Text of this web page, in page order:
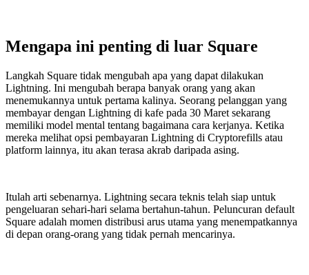
Mengapa ini penting di luar Square
Langkah Square tidak mengubah apa yang dapat dilakukan
Lightning. Ini mengubah berapa banyak orang yang akan
menemukannya untuk pertama kalinya. Seorang pelanggan yang
membayar dengan Lightning di kafe pada 30 Maret sekarang
memiliki model mental tentang bagaimana cara kerjanya. Ketika
mereka melihat opsi pembayaran Lightning di Cryptorefills atau
platform lainnya, itu akan terasa akrab daripada asing.
Itulah arti sebenarnya. Lightning secara teknis telah siap untuk
pengeluaran sehari-hari selama bertahun-tahun. Peluncuran default
Square adalah momen distribusi arus utama yang menempatkannya
di depan orang-orang yang tidak pernah mencarinya.